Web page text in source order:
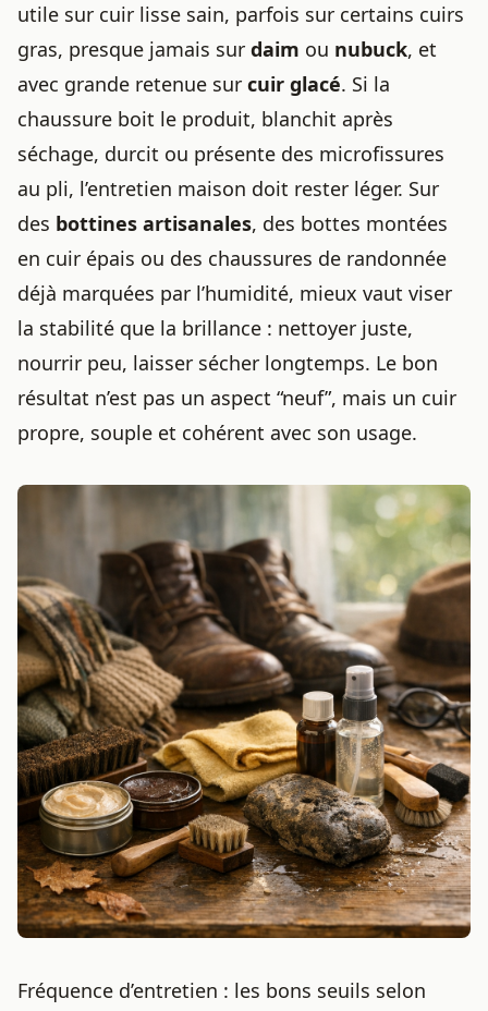
utile sur cuir lisse sain, parfois sur certains cuirs
gras, presque jamais sur daim ou nubuck, et
avec grande retenue sur cuir glacé. Si la
chaussure boit le produit, blanchit après
séchage, durcit ou présente des microfissures
au pli, l’entretien maison doit rester léger. Sur
des bottines artisanales, des bottes montées
en cuir épais ou des chaussures de randonnée
déjà marquées par l’humidité, mieux vaut viser
la stabilité que la brillance : nettoyer juste,
nourrir peu, laisser sécher longtemps. Le bon
résultat n’est pas un aspect “neuf”, mais un cuir
propre, souple et cohérent avec son usage.
Fréquence d’entretien : les bons seuils selon